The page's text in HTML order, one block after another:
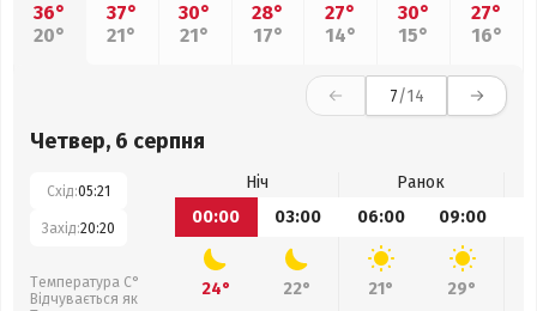
36°
20°
37°
21°
30°
21°
28°
17°
27°
14°
30°
15°
27°
16°
7/14
Четвер, 6 серпня
Схід:05:21
Захід:20:20
Температура С°
Відчувається як
Ніч
Ранок
00:00
03:00 06:00 09:00
24° 22° 21° 29°